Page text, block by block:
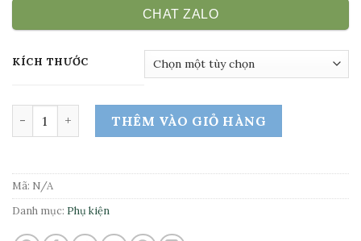
CHAT ZALO
KÍCH THƯỚC
Cút nối nhanh Stop Cellfast Ideal Line Plus số lượng
THÊM VÀO GIỎ HÀNG
Mã: N/A
Danh mục: Phụ kiện